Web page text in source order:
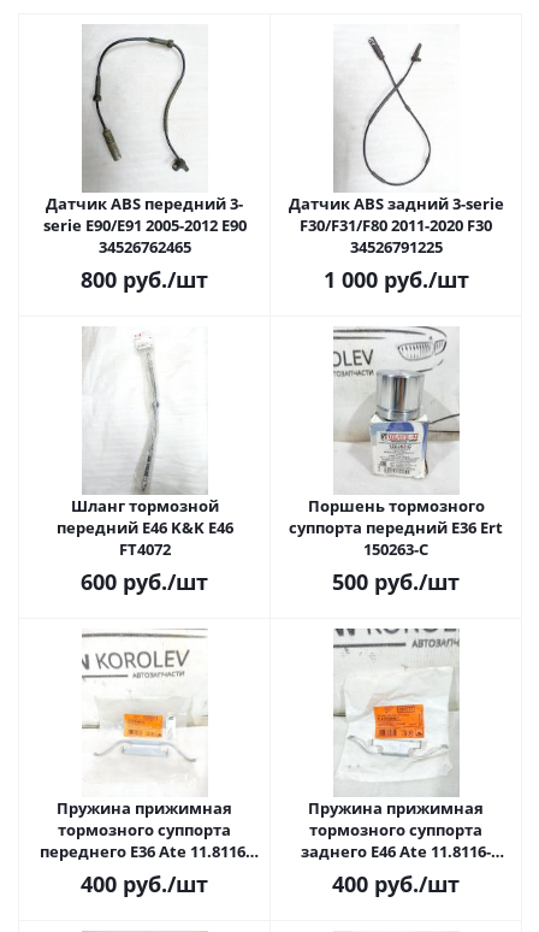
Датчик ABS передний 3-
serie E90/E91 2005-2012 E90
34526762465
800 руб./шт
Датчик ABS задний 3-serie
F30/F31/F80 2011-2020 F30
34526791225
1 000руб./шт
Шланг тормозной
передний E46 K&K E46
FT4072
600 руб./шт
Поршень тормозного
суппорта передний E36 Ert
150263-C
500 руб./шт
Пружина прижимная
тормозного суппорта
переднего E36 Ate 11.8116-
0083.1
400 руб./шт
Пружина прижимная
тормозного суппорта
заднего E46 Ate 11.8116-
0066.1
400 руб./шт